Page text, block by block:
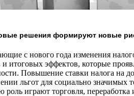
решения формируют новые
с нового года изменения
и итоговых эффектов, которые
Повышение ставки налога на
льгот для социально значимых
роль играют торговля, переработка